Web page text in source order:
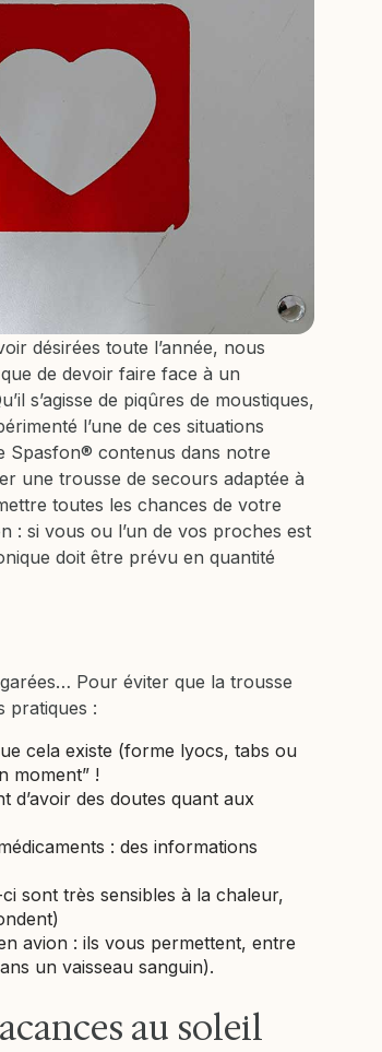
désirées toute l’année, nous
de devoir faire face à un
s’agisse de piqûres de moustiques,
l’une de ces situations
Spasfon® contenus dans notre
une trousse de secours adaptée à
toutes les chances de votre
: si vous ou l’un de vos proches est
doit être prévu en quantité
Pour éviter que la trousse
pratiques :
cela existe (forme lyocs, tabs ou
moment” !
d’avoir des doutes quant aux
: des informations
sont très sensibles à la chaleur,
avion : ils vous permettent, entre
un vaisseau sanguin).
au soleil